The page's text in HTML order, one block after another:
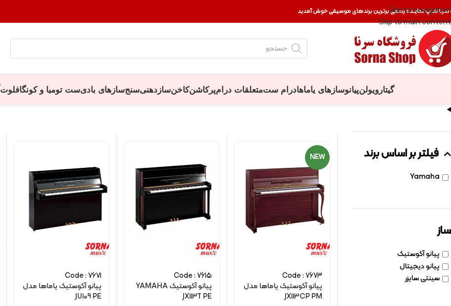
Skip to navigation
Skip to main content
سرنا شاپ نماینده رسمی برترین برندهای موسیقی خوش آمدید
گیتار ویولنپیانوسازهای یاماهادرام ستمتعلقات درامپرکاشنکاخنسازدهنیسنجسازهای بادیست تومبا و کونگافلوت
فیلتر بر اساس برند
Yamaha
ساز
پیانو آکوستیک
پیانو دیجیتال
سینتی سایزر
NEW
Code : 7673
پیانو آکوستیک یاماها مدل
JX113CP PM
Code : 7615
پیانو آکوستیک YAMAHA
JX113T PE
Code : 7671
پیانو آکوستیک یاماها مدل
JU109 PE